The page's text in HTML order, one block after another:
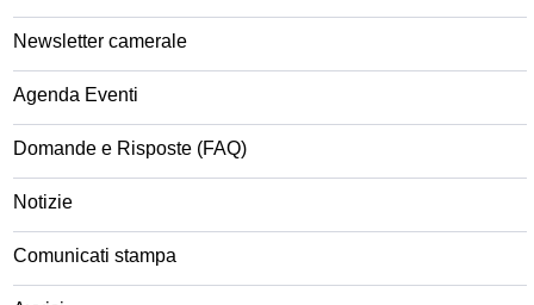
Newsletter camerale
Agenda Eventi
Domande e Risposte (FAQ)
Notizie
Comunicati stampa